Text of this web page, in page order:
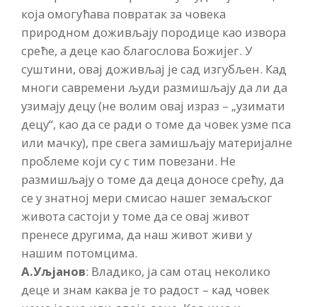
која омогућава повратак за човека
природном доживљају породице као извора
среће, а деце као благослова Божијег. У
суштини, овај доживљај је сад изгубљен. Кад
многи савремени људи размишљају да ли да
узимају децу (не волим овај израз – „узимати
децу“, као да се ради о томе да човек узме пса
или мачку), пре свега замишљају материјалне
проблеме који су с тим повезани. Не
размишљају о томе да деца доносе срећу, да
се у знатној мери смисао нашег земаљског
живота састоји у томе да се овај живот
пренесе другима, да наш живот живи у
нашим потомцима.
А.Уљјанов: Владико, ја сам отац неколико
деце и знам каква је то радост – кад човек